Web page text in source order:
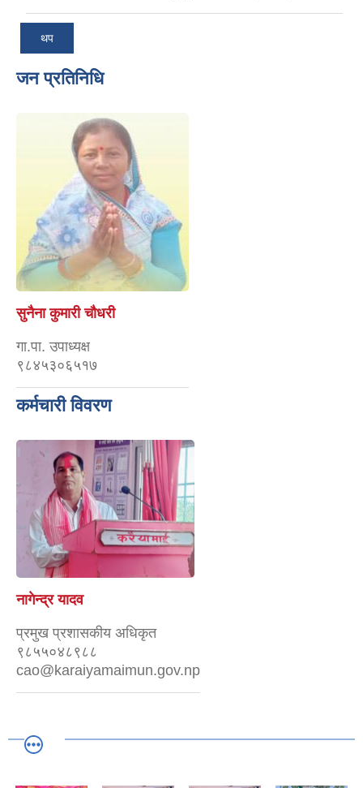
थप
जन प्रतिनिधि
सुनैना कुमारी चौधरी
गा.पा. उपाध्यक्ष
९८४५३०६५१७
कर्मचारी विवरण
नागेन्द्र यादव
प्रमुख प्रशासकीय अधिकृत
९८५५०४८९८८
cao@karaiyamaimun.gov.np